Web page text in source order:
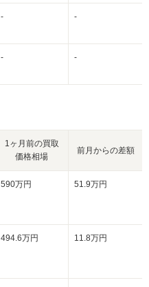
- -
- -
1ヶ月前の買取
価格相場
前月からの差額
590万円 51.9万円
494.6万円 11.8万円